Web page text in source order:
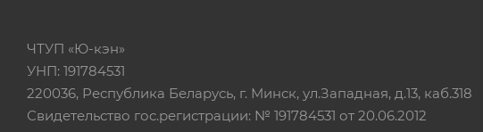
ЧТУП «Ю-кэн»
УНП: 191784531
220036, Республика Беларусь, г. Минск, ул.Западная, д.13, каб.318
Свидетельство гос.регистрации: № 191784531 от 20.06.2012